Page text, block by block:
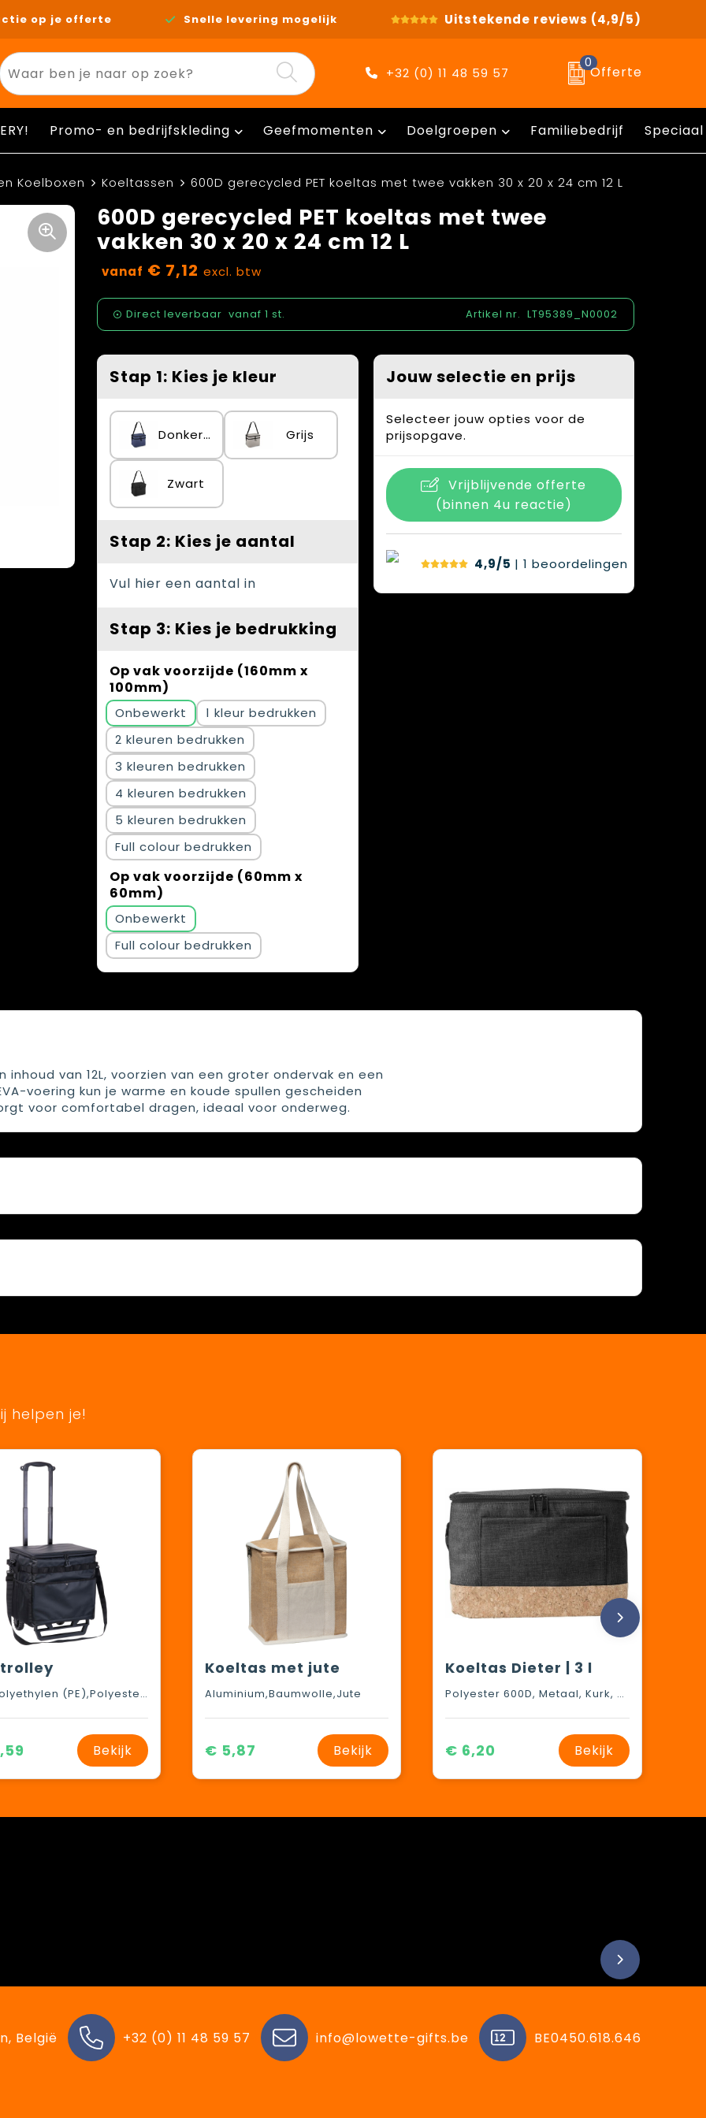
op je offerte Snelle levering mogelijk Uitstekende reviews (4,9/5)
+32 (0) 11 48 59 57
0
Offerte
Promo- en bedrijfskleding Geefmomenten Doelgroepen Familiebedrijf
Koelboxen Koeltassen 600D gerecycled PET koeltas met twee vakken 30 x 20 x 24 cm 12 L
600D gerecycled PET koeltas met twee
vakken 30 x 20 x 24 cm 12 L
vanaf € 7,12 excl. btw
Direct leverbaar vanaf 1 st. Artikel nr. LT95389_N0002
Stap 1: Kies je kleur
Donkerblauw Grijs
Zwart
Stap 2: Kies je aantal
Vul hier een aantal in
Stap 3: Kies je bedrukking
Op vak voorzijde (160mm x
100mm)
Onbewerkt
1
2
3
4
5
Full colour
Op vak voorzijde (60mm x
60mm)
Onbewerkt
Full colour
Jouw selectie en prijs
Selecteer jouw opties voor de
prijsopgave.
Vrijblijvende offerte
(binnen 4u reactie)
4,9/5 | 1 beoordelingen
inhoud van 12L, voorzien van een groter ondervak en een
voering kun je warme en koude spullen gescheiden
voor comfortabel dragen, ideaal voor onderweg.
helpen je!
PVC,Polyethylen (PE),Polyester,Metall
Bekijk
Koeltas met jute
Aluminium,Baumwolle,Jute
€ 5,87 Bekijk
Koeltas Dieter | 3 l
Polyester 600D, Metaal, Kurk, EVA
€ 6,20 Bekijk
België +32 (0) 11 48 59 57 info@lowette-gifts.be BE0450.618.646